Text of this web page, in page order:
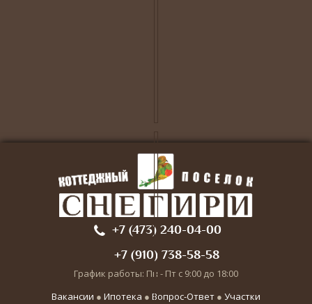
+7 (473) 240-04-00
+7 (910) 738-58-58
График работы: Пн - Пт с 9:00 до 18:00
Вакансии ● Ипотека ● Вопрос-Ответ ● Участки